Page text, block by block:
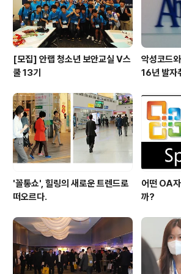
로 라면을 잘 사..
[모집] 안랩 청소년 보안교실 V스
쿨 13기
악성코드
16년 발자
'꼴통쇼', 힐링의 새로운 트렌드로
떠오르다.
어떤 OA
까?